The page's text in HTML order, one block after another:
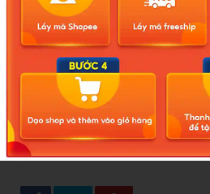
phản ứng chậm, ban xuất huyết
sở y tế để được chẩn đoán và điều
việc khoanh vùng ca bệnh, theo
người tiếp xúc gần là hết sức cần
https://
bach-mai-phat-canh-bao-ve-1-
nhanh-ty-le-tu-vong-cao-